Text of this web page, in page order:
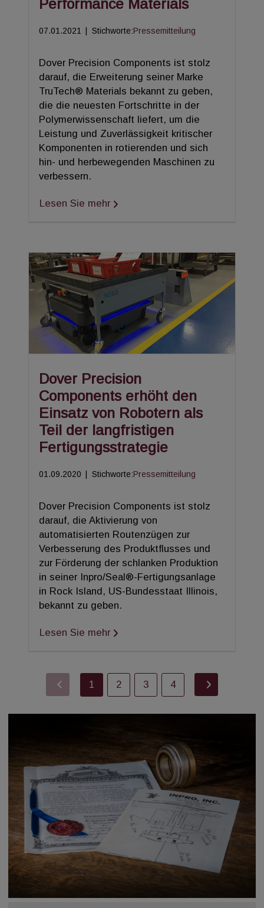
Performance Materials
07.01.2021 Stichworte:Pressemitteilung
Dover Precision Components ist stolz
darauf, die Erweiterung seiner Marke
TruTech® Materials bekannt zu geben,
die die neuesten Fortschritte in der
Polymerwissenschaft liefert, um die
Leistung und Zuverlässigkeit kritischer
Komponenten in rotierenden und sich
hin- und herbewegenden Maschinen zu
verbessern.
Lesen Sie mehr
Dover Precision
Components erhöht den
Einsatz von Robotern als
Teil der langfristigen
Fertigungsstrategie
01.09.2020 Stichworte:Pressemitteilung
Dover Precision Components ist stolz
darauf, die Aktivierung von
automatisierten Routenzügen zur
Verbesserung des Produktflusses und
zur Förderung der schlanken Produktion
in seiner Inpro/Seal®-Fertigungsanlage
in Rock Island, US-Bundesstaat Illinois,
bekannt zu geben.
Lesen Sie mehr
1 2 3 4